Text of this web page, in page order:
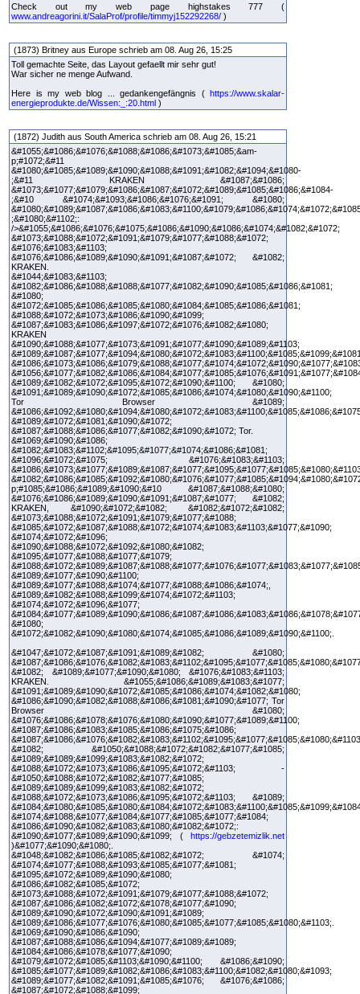
Check out my web page highstakes 777 (
www.andreagorini.it/SalaProf/profile/timmyj152292268/ )
(1873) Britney aus Europe schrieb am 08. Aug 26, 15:25
Toll gemachte Seite, das Layout gefaellt mir sehr gut!
War sicher ne menge Aufwand.
Here is my web blog ... gedankengefängnis ( https://www.skalar-
energieprodukte.de/Wissen:_:20.html )
(1872) Judith aus South America schrieb am 08. Aug 26, 15:21
&#1055;&#1086;&#1076;&#1088;&#1086;&#1073;&#1085;&am-
p;#1072;&#11
&#1080;&#1085;&#1089;&#1090;&#1088;&#1091;&#1082;&#1094;&#1080-
;&#11 KRAKEN &#1087;&#1086;
&#1073;&#1077;&#1079;&#1086;&#1087;&#1072;&#1089;&#1085;&#1086;&#1084-
;&#10 &#1074;&#1093;&#1086;&#1076;&#1091; &#1080;
;&#1080;&#1102;:
/>&#1055;&#1086;&#1076;&#1075;&#1086;&#1090;&#1086;&#1074;&#1082;&#1072;
&#1073;&#1088;&#1072;&#1091;&#1079;&#1077;&#1088;&#1072;
&#1076;&#1083;&#1103;
&#1076;&#1086;&#1089;&#1090;&#1091;&#1087;&#1072; &#1082;
KRAKEN.
&#1044;&#1083;&#1103;
&#1082;&#1086;&#1088;&#1088;&#1077;&#1082;&#1090;&#1085;&#1086;&#1081;
&#1080;
&#1072;&#1085;&#1086;&#1085;&#1080;&#1084;&#1085;&#1086;&#1081;
&#1088;&#1072;&#1073;&#1086;&#1090;&#1099;
&#1087;&#1083;&#1086;&#1097;&#1072;&#1076;&#1082;&#1080;
KRAKEN
&#1090;&#1088;&#1077;&#1073;&#1091;&#1077;&#1090;&#1089;&#1103;
&#1089;&#1082;&#1072;&#1095;&#1072;&#1090;&#1100; &#1080;
&#1091;&#1089;&#1090;&#1072;&#1085;&#1086;&#1074;&#1080;&#1090;&#1100;
Tor Browser &#1089;
&#1089;&#1072;&#1081;&#1090;&#1072;
&#1087;&#1088;&#1086;&#1077;&#1082;&#1090;&#1072; Tor.
&#1069;&#1090;&#1086;
&#1082;&#1083;&#1102;&#1095;&#1077;&#1074;&#1086;&#1081;
&#1096;&#1072;&#1075; &#1076;&#1083;&#1103;
p;#1085;&#1086;&#1089;&#1090;&#10 &#1087;&#1088;&#1080;
&#1076;&#1086;&#1089;&#1090;&#1091;&#1087;&#1077; &#1082;
KRAKEN, &#1090;&#1072;&#1082; &#1082;&#1072;&#1082;
&#1073;&#1088;&#1072;&#1091;&#1079;&#1077;&#1088;
&#1085;&#1072;&#1087;&#1088;&#1072;&#1074;&#1083;&#1103;&#1077;&#1090;
&#1074;&#1072;&#1096;
&#1090;&#1088;&#1072;&#1092;&#1080;&#1082;
&#1095;&#1077;&#1088;&#1077;&#1079;
&#1089;&#1077;&#1090;&#1100;
&#1089;&#1077;&#1088;&#1074;&#1077;&#1088;&#1086;&#1074;,
&#1089;&#1082;&#1088;&#1099;&#1074;&#1072;&#1103;
&#1074;&#1072;&#1096;&#1077;
&#1080;
&#1072;&#1082;&#1090;&#1080;&#1074;&#1085;&#1086;&#1089;&#1090;&#1100;.
&#1047;&#1072;&#1087;&#1091;&#1089;&#1082; &#1080;
&#1082; &#1089;&#1077;&#1090;&#1080; &#1076;&#1083;&#1103;
KRAKEN. &#1055;&#1086;&#1089;&#1083;&#1077;
&#1091;&#1089;&#1090;&#1072;&#1085;&#1086;&#1074;&#1082;&#1080;
&#1086;&#1090;&#1082;&#1088;&#1086;&#1081;&#1090;&#1077; Tor
Browser &#1080;
&#1076;&#1086;&#1078;&#1076;&#1080;&#1090;&#1077;&#1089;&#1100;
&#1087;&#1086;&#1083;&#1085;&#1086;&#1075;&#1086;
&#1082; &#1050;&#1088;&#1072;&#1082;&#1077;&#1085;
&#1089;&#1089;&#1099;&#1083;&#1082;&#1072;
&#1088;&#1072;&#1073;&#1086;&#1095;&#1072;&#1103; -
&#1050;&#1088;&#1072;&#1082;&#1077;&#1085;
&#1089;&#1089;&#1099;&#1083;&#1082;&#1072;
&#1088;&#1072;&#1073;&#1086;&#1095;&#1072;&#1103; &#1089;
&#1074;&#1088;&#1077;&#1084;&#1077;&#1085;&#1077;&#1084;
&#1086;&#1090;&#1082;&#1083;&#1080;&#1082;&#1072;:
&#1090;&#1077;&#1089;&#1090;&#1099; ( https://gebzetemizlik.net
)&#1077;&#1090;&#1080;.
&#1048;&#1082;&#1086;&#1085;&#1082;&#1072; &#1074;
&#1074;&#1077;&#1088;&#1093;&#1085;&#1077;&#1081;
&#1095;&#1072;&#1089;&#1090;&#1080;
&#1086;&#1082;&#1085;&#1072;
&#1073;&#1088;&#1072;&#1091;&#1079;&#1077;&#1088;&#1072;
&#1087;&#1086;&#1082;&#1072;&#1078;&#1077;&#1090;
&#1089;&#1090;&#1072;&#1090;&#1091;&#1089;
&#1089;&#1086;&#1077;&#1076;&#1080;&#1085;&#1077;&#1085;&#1080;&#1103;.
&#1069;&#1090;&#1086;&#1090;
&#1087;&#1088;&#1086;&#1094;&#1077;&#1089;&#1089;
&#1084;&#1086;&#1078;&#1077;&#1090;
&#1079;&#1072;&#1085;&#1103;&#1090;&#1100; &#1086;&#1090;
&#1085;&#1077;&#1089;&#1082;&#1086;&#1083;&#1100;&#1082;&#1080;&#1093;
&#1089;&#1077;&#1082;&#1091;&#1085;&#1076; &#1076;&#1086;
&#1087;&#1072;&#1088;&#1099;